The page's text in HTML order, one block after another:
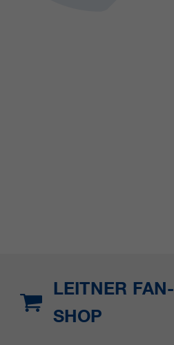
LEITNER FAN-
SHOP